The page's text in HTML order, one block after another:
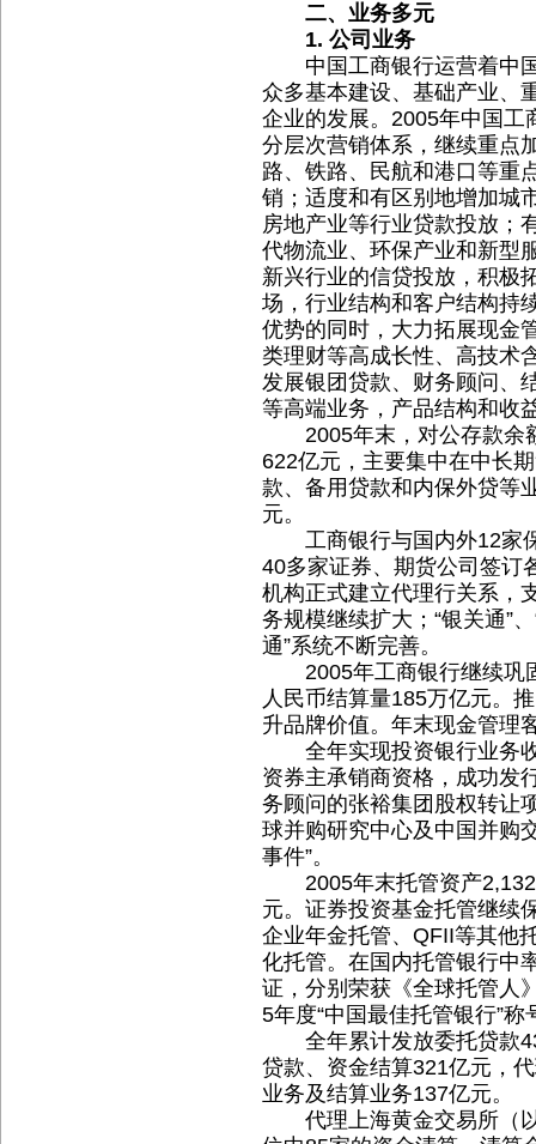
二、业务多元
1. 公司业务
中国工商银行运营着中国
众多基本建设、基础产业、
企业的发展。2005年中国工
分层次营销体系，继续重点
路、铁路、民航和港口等重
销；适度和有区别地增加城
房地产业等行业贷款投放；
代物流业、环保产业和新型
新兴行业的信贷投放，积极
场，行业结构和客户结构持
优势的同时，大力拓展现金
类理财等高成长性、高技术
发展银团贷款、财务顾问、
等高端业务，产品结构和收
2005年末，对公存款余
622亿元，主要集中在中长
款、备用贷款和内保外贷等
元。
工商银行与国内外12家
40多家证券、期货公司签订
机构正式建立代理行关系，
务规模继续扩大；“银关通”
通”系统不断完善。
2005年工商银行继续巩
人民币结算量185万亿元。
升品牌价值。年末现金管理
全年实现投资银行业务收
资券主承销商资格，成功发
务顾问的张裕集团股权转让
球并购研究中心及中国并购
事件”。
2005年末托管资产2,132
元。证券投资基金托管继续
企业年金托管、QFII等其他
化托管。在国内托管银行中
证，分别荣获《全球托管人
5年度“中国最佳托管银行”称
全年累计发放委托贷款
贷款、资金结算321亿元，
业务及结算业务137亿元。
代理上海黄金交易所（以